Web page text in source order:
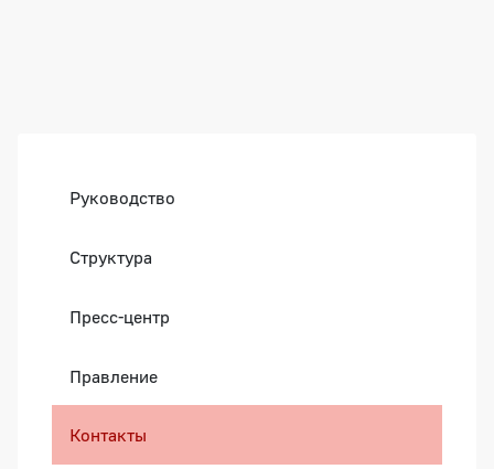
Руководство
Структура
Пресс-центр
Правление
Контакты